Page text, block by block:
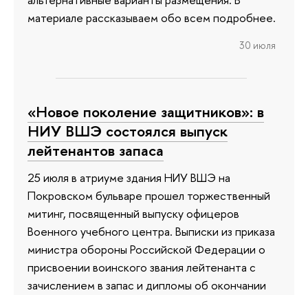
материале рассказываем обо всем подробнее.
30 июля
«Новое поколение защитников»: в
НИУ ВШЭ состоялся выпуск
лейтенантов запаса
25 июля в атриуме здания НИУ ВШЭ на
Покровском бульваре прошел торжественный
митинг, посвященный выпуску офицеров
Военного учебного центра. Выписки из приказа
министра обороны Российской Федерации о
присвоении воинского звания лейтенанта с
зачислением в запас и дипломы об окончании